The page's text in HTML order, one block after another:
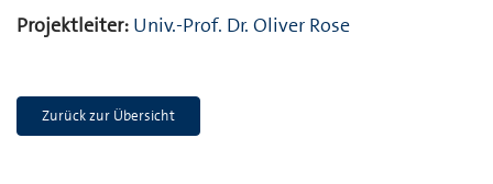
Projektleiter: Univ.-Prof. Dr. Oliver Rose
Zurück zur Übersicht